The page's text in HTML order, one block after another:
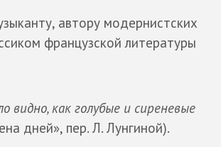
автору модернистских
французской литературы
как голубые и сиреневые
дней», пер. Л. Лунгиной).